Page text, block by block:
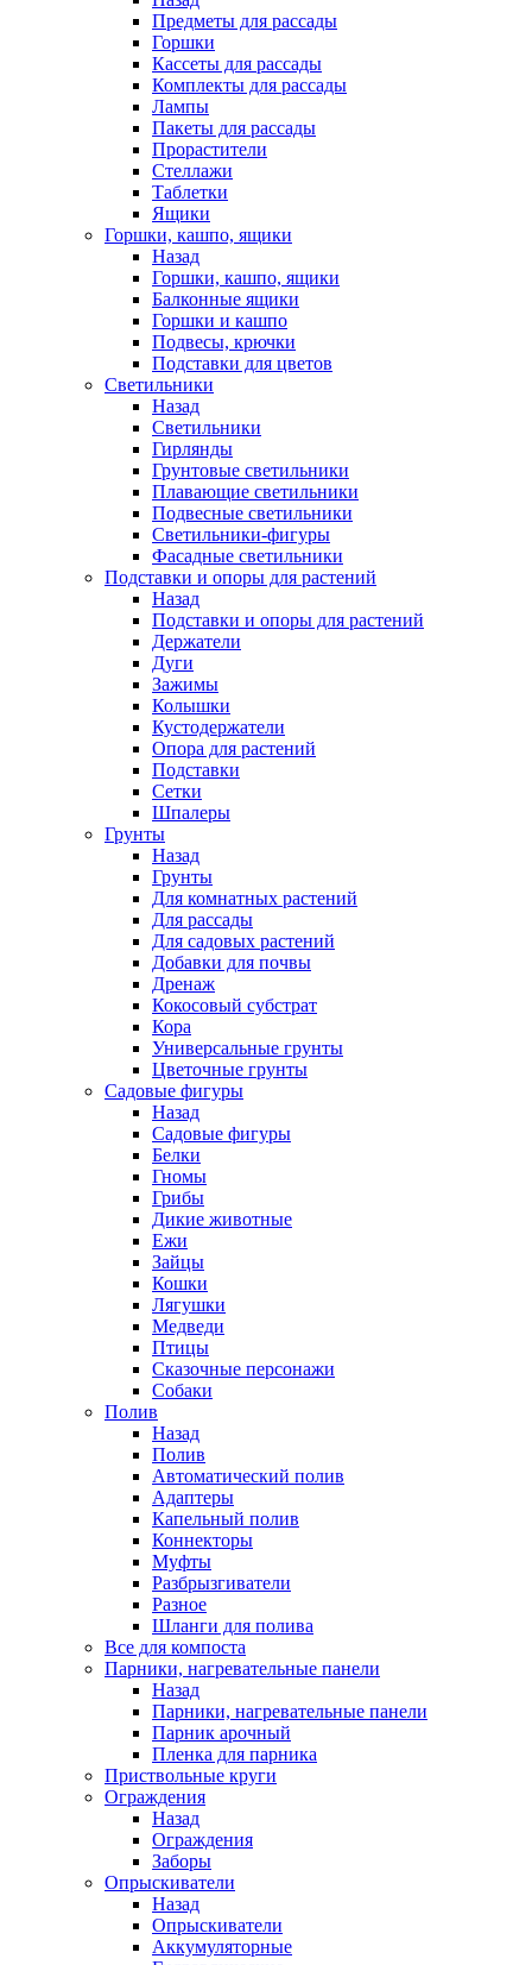
Предметы для рассады
Горшки
Кассеты для рассады
Комплекты для рассады
Лампы
Пакеты для рассады
Прорастители
Стеллажи
Таблетки
Ящики
Горшки, кашпо, ящики
Назад
Горшки, кашпо, ящики
Балконные ящики
Горшки и кашпо
Подвесы, крючки
Подставки для цветов
Светильники
Назад
Светильники
Гирлянды
Грунтовые светильники
Плавающие светильники
Подвесные светильники
Светильники-фигуры
Фасадные светильники
Подставки и опоры для растений
Назад
Подставки и опоры для растений
Держатели
Дуги
Зажимы
Колышки
Кустодержатели
Опора для растений
Подставки
Сетки
Шпалеры
Грунты
Назад
Грунты
Для комнатных растений
Для рассады
Для садовых растений
Добавки для почвы
Дренаж
Кокосовый субстрат
Кора
Универсальные грунты
Цветочные грунты
Садовые фигуры
Назад
Садовые фигуры
Белки
Гномы
Грибы
Дикие животные
Ежи
Зайцы
Кошки
Лягушки
Медведи
Птицы
Сказочные персонажи
Собаки
Полив
Назад
Полив
Автоматический полив
Адаптеры
Капельный полив
Коннекторы
Муфты
Разбрызгиватели
Разное
Шланги для полива
Все для компоста
Парники, нагревательные панели
Назад
Парники, нагревательные панели
Парник арочный
Пленка для парника
Приствольные круги
Ограждения
Назад
Ограждения
Заборы
Опрыскиватели
Назад
Опрыскиватели
Аккумуляторные